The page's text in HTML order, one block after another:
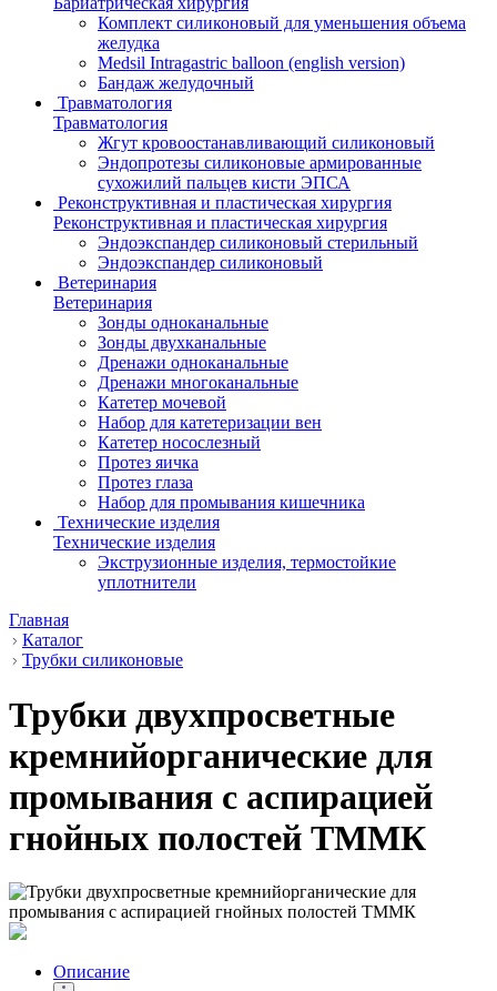
Комплект силиконовый для уменьшения объема
желудка
Medsil Intragastric balloon (english version)
Бандаж желудочный
Травматология
Травматология
Жгут кровоостанавливающий силиконовый
Эндопротезы силиконовые армированные
сухожилий пальцев кисти ЭПСА
Реконструктивная и пластическая хирургия
Реконструктивная и пластическая хирургия
Эндоэкспандер силиконовый стерильный
Эндоэкспандер силиконовый
Ветеринария
Ветеринария
Зонды одноканальные
Зонды двухканальные
Дренажи одноканальные
Дренажи многоканальные
Катетер мочевой
Набор для катетеризации вен
Катетер носослезный
Протез яичка
Протез глаза
Набор для промывания кишечника
Технические изделия
Технические изделия
Экструзионные изделия, термостойкие
уплотнители
Главная
Каталог
Трубки силиконовые
Трубки двухпросветные
кремнийорганические для
промывания с аспирацией
гнойных полостей ТММК
Описание